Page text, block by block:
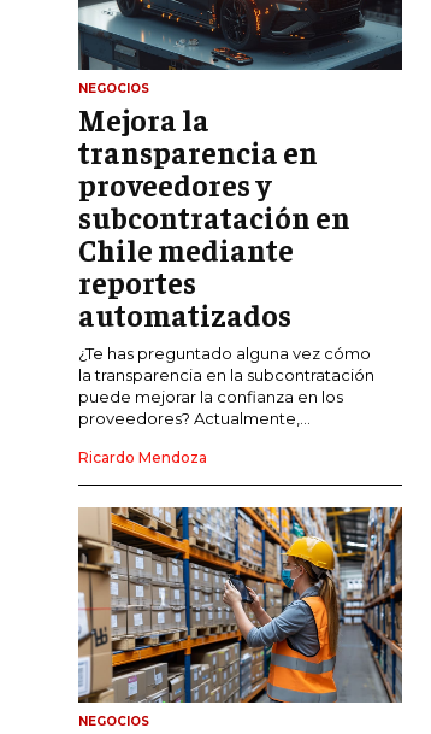
FINANZAS
FINANZAS Y CONTABILIDAD
GESTIÓN DE RECURSOS FINANCIEROS
INVERSIONES Y MERCADOS FINANCIEROS
CONTABILIDAD EMPRESARIAL
ECONOMÍA EMPRESARIAL
INTERNACIONAL
NEGOCIOS INTERNACIONALES
COMERCIO INTERNACIONAL
EXPANSIÓN GLOBAL
ALIANZAS ESTRATÉGICAS
TECNOLOGIA
SOSTENIBILIDAD Y MEDIO AMBIENTE
GESTIÓN DE LA INNOVACIÓN
TECNOLÓGICA
TRANSFORMACIÓN DIGITAL
ANALÍTICA EMPRESARIAL Y BUSINESS
NEGOCIOS
Mejora la
transparencia en
proveedores y
subcontratación en
Chile mediante
reportes
automatizados
¿Te has preguntado alguna vez cómo
la transparencia en la subcontratación
puede mejorar la confianza en los
proveedores? Actualmente,...
Ricardo Mendoza
NEGOCIOS